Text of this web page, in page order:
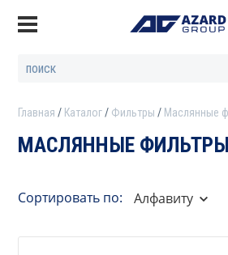
Главная Каталог Фильтры Маслянные
МАСЛЯННЫЕ ФИЛЬТРЫ
Сортировать по: Алфавиту